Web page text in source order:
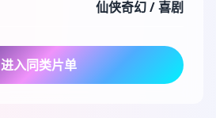
仙侠奇幻 / 喜剧
进入同类片单